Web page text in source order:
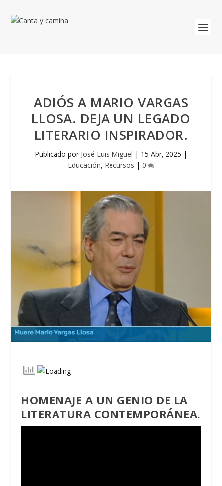
ADIÓS A MARIO VARGAS
LLOSA. DEJA UN LEGADO
LITERARIO INSPIRADOR.
Publicado por José Luis Miguel | 15 Abr, 2025 |
Educación, Recursos | 0
HOMENAJE A UN GENIO DE LA
LITERATURA CONTEMPORÁNEA.